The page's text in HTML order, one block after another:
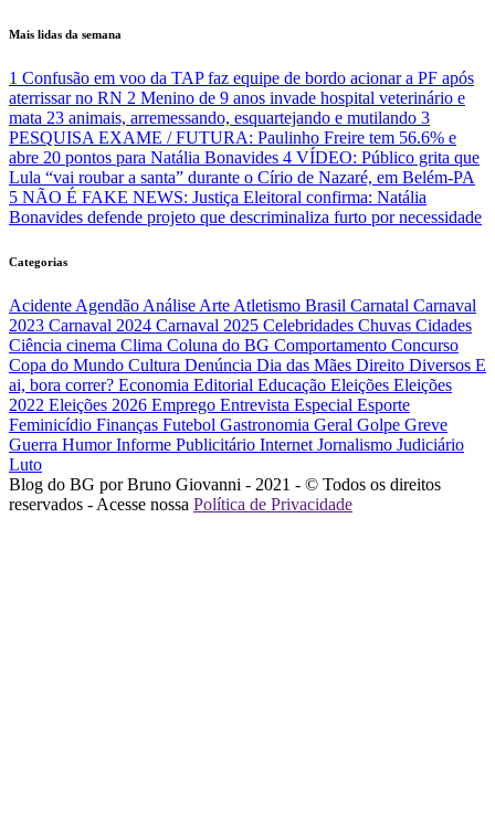
Mais lidas da semana
1 Confusão em voo da TAP faz equipe de bordo acionar a PF após
aterrissar no RN 2 Menino de 9 anos invade hospital veterinário e
mata 23 animais, arremessando, esquartejando e mutilando 3
PESQUISA EXAME / FUTURA: Paulinho Freire tem 56.6% e
abre 20 pontos para Natália Bonavides 4 VÍDEO: Público grita que
Lula “vai roubar a santa” durante o Círio de Nazaré, em Belém-PA
5 NÃO É FAKE NEWS: Justiça Eleitoral confirma: Natália
Bonavides defende projeto que descriminaliza furto por necessidade
Categorias
Acidente Agendão Análise Arte Atletismo Brasil Carnatal Carnaval
2023 Carnaval 2024 Carnaval 2025 Celebridades Chuvas Cidades
Ciência cinema Clima Coluna do BG Comportamento Concurso
Copa do Mundo Cultura Denúncia Dia das Mães Direito Diversos E
ai, bora correr? Economia Editorial Educação Eleições Eleições
2022 Eleições 2026 Emprego Entrevista Especial Esporte
Feminicídio Finanças Futebol Gastronomia Geral Golpe Greve
Guerra HumorInforme Publicitário Internet Jornalismo Judiciário
Luto
Blog do BG por Bruno Giovanni - 2021 - © Todos os direitos
reservados - Acesse nossa Política de Privacidade